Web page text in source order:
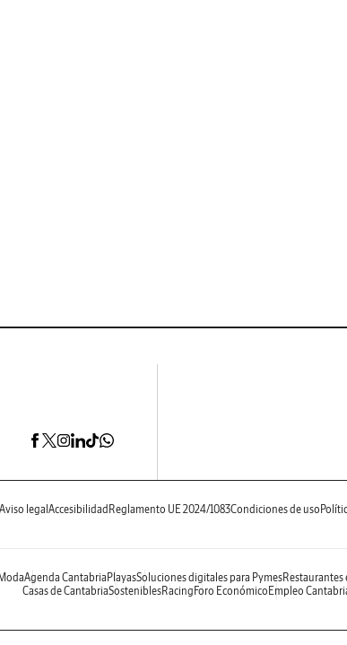
legal Accesibilidad Reglamento UE 2024/1083Condiciones de uso
Agenda Cantabria PlayasSoluciones digitales para PymesRestaurantes
Casas de CantabriaSosteniblesRacing Foro Económico Empleo